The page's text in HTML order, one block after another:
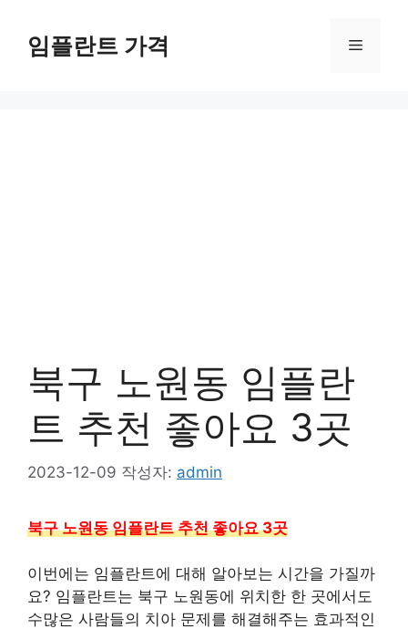
임플란트 가격 메
북구 노원동 임플란
트 추천 좋아요 3곳
2023-12-09 작성자: admin
북구 노원동 임플란트 추천 좋아요 3곳
이번에는 임플란트에 대해 알아보는 시간을 가질까
요? 임플란트는 북구 노원동에 위치한 한 곳에서도
수많은 사람들의 치아 문제를 해결해주는 효과적인